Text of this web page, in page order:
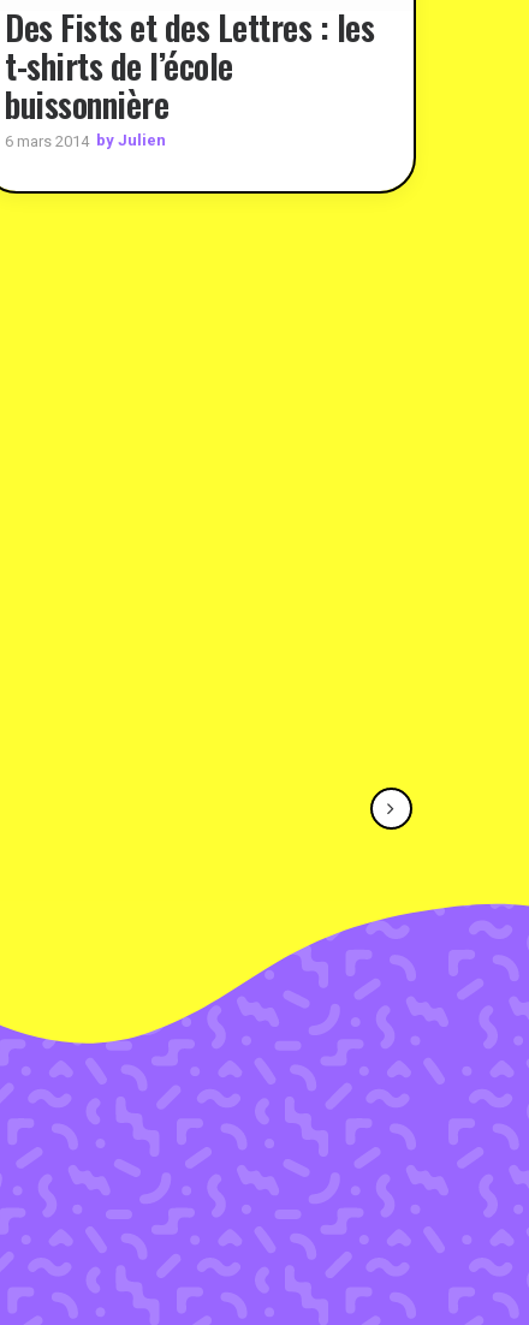
Des Fists et des Lettres : les
t-shirts de l’école
buissonnière
6 mars 2014 by Julien